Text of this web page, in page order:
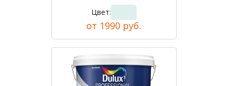
Цвет:
от 1990 руб.